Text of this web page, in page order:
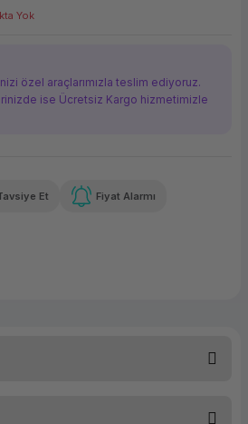
Yok
özel araçlarımızla teslim ediyoruz.
ise Ücretsiz Kargo hizmetimizle
TL
Et Fiyat Alarmı